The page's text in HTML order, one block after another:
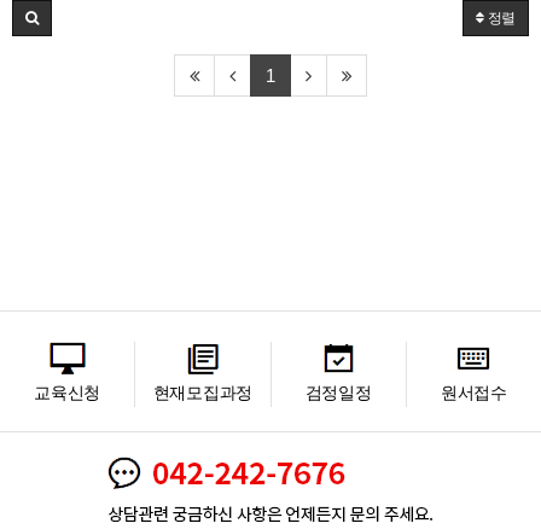
정렬
1
교육신청 현재모집과정 검정일정 원서접수